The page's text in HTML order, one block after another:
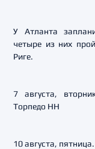
У Атланта
четыре из них
Риге.
7 августа,
Торпедо НН
10 августа,